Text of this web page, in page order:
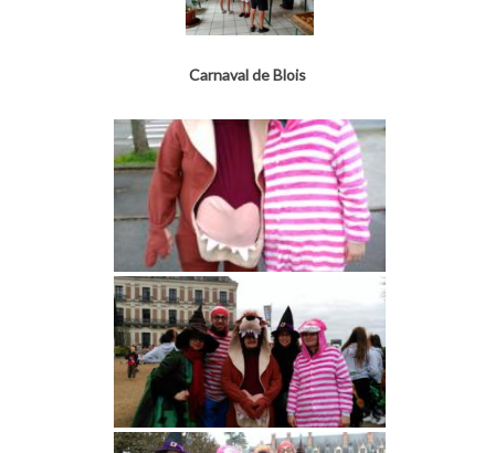
Carnaval de Blois